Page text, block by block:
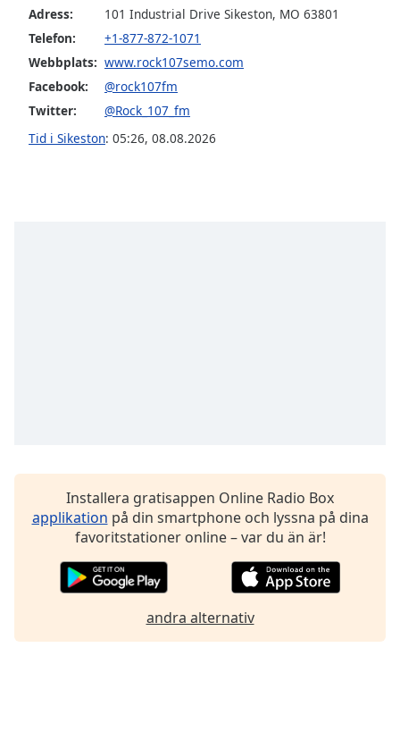
Opacity
Caption
Area
Background
Color
window.
Adress:
101 Industrial Drive Sikeston, MO 63801
Telefon:
+1-877-872-1071
Webbplats: www.rock107semo.com
Facebook:
@rock107fm
Twitter:
@Rock_107_fm
Tid i Sikeston: 05:26, 08.08.2026
Installera gratisappen Online Radio Box
applikation på din smartphone och lyssna på dina
favoritstationer online – var du än är!
andra alternativ